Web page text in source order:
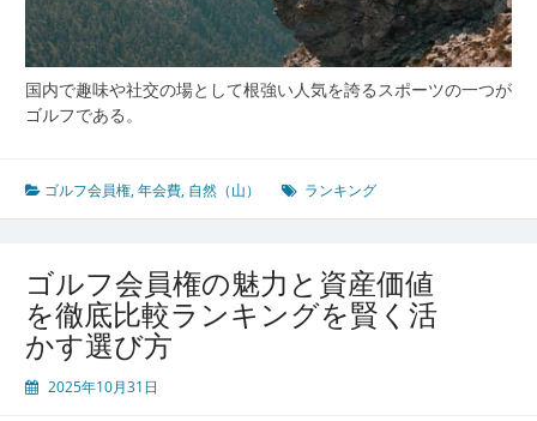
国内で趣味や社交の場として根強い人気を誇るスポーツの一つが
ゴルフである。
ゴルフ会員権,年会費, 自然（山） ランキング
ゴルフ会員権の魅力と資産価値
を徹底比較ランキングを賢く活
かす選び方
2025年10月31日